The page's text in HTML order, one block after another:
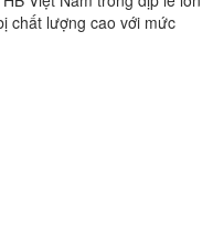
chất lượng cao với mức